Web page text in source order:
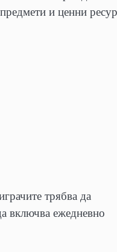
и ценни
трябва да
включва ежедневно